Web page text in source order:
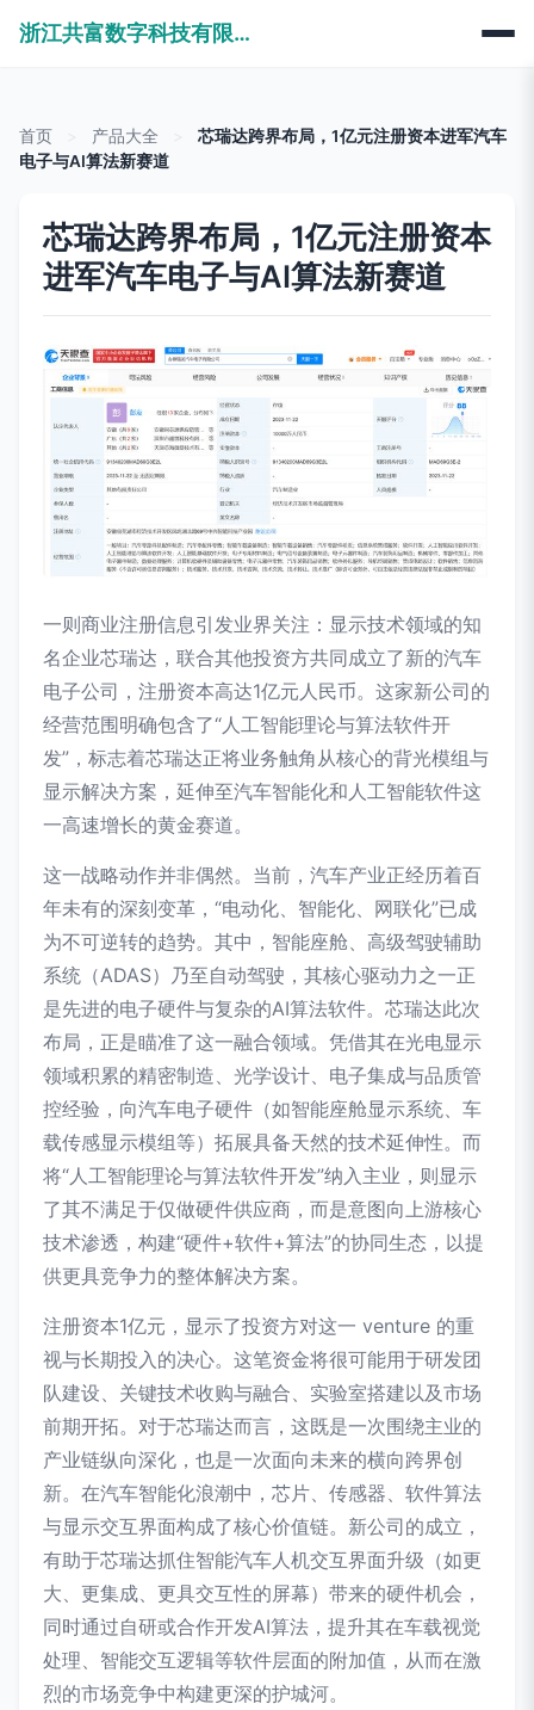
浙江共富数字科技有限公司
首页 产品大全
芯瑞达跨界布局，1亿元注册资本进军汽车
电子与AI算法新赛道
芯瑞达跨界布局，1亿元注册资本
进军汽车电子与AI算法新赛道
一则商业注册信息引发业界关注：显示技术领域的知
名企业芯瑞达，联合其他投资方共同成立了新的汽车
电子公司，注册资本高达1亿元人民币。这家新公司的
经营范围明确包含了“人工智能理论与算法软件开
发”，标志着芯瑞达正将业务触角从核心的背光模组与
显示解决方案，延伸至汽车智能化和人工智能软件这
一高速增长的黄金赛道。
这一战略动作并非偶然。当前，汽车产业正经历着百
年未有的深刻变革，“电动化、智能化、网联化”已成
为不可逆转的趋势。其中，智能座舱、高级驾驶辅助
系统（ADAS）乃至自动驾驶，其核心驱动力之一正
是先进的电子硬件与复杂的AI算法软件。芯瑞达此次
布局，正是瞄准了这一融合领域。凭借其在光电显示
领域积累的精密制造、光学设计、电子集成与品质管
控经验，向汽车电子硬件（如智能座舱显示系统、车
载传感显示模组等）拓展具备天然的技术延伸性。而
将“人工智能理论与算法软件开发”纳入主业，则显示
了其不满足于仅做硬件供应商，而是意图向上游核心
技术渗透，构建“硬件+软件+算法”的协同生态，以提
供更具竞争力的整体解决方案。
注册资本1亿元，显示了投资方对这一 venture 的重
视与长期投入的决心。这笔资金将很可能用于研发团
队建设、关键技术收购与融合、实验室搭建以及市场
前期开拓。对于芯瑞达而言，这既是一次围绕主业的
产业链纵向深化，也是一次面向未来的横向跨界创
新。在汽车智能化浪潮中，芯片、传感器、软件算法
与显示交互界面构成了核心价值链。新公司的成立，
有助于芯瑞达抓住智能汽车人机交互界面升级（如更
大、更集成、更具交互性的屏幕）带来的硬件机会，
同时通过自研或合作开发AI算法，提升其在车载视觉
处理、智能交互逻辑等软件层面的附加值，从而在激
烈的市场竞争中构建更深的护城河。